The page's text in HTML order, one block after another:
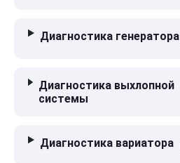
Диагностика генератора
Диагностика выхлопной
системы
Диагностика вариатора